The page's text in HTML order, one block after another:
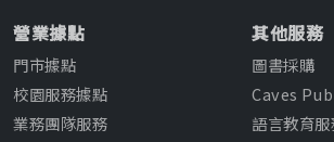
營業據點
門市據點
校園服務據點
業務團隊服務
其他服務
圖書採購
Caves
語言教育